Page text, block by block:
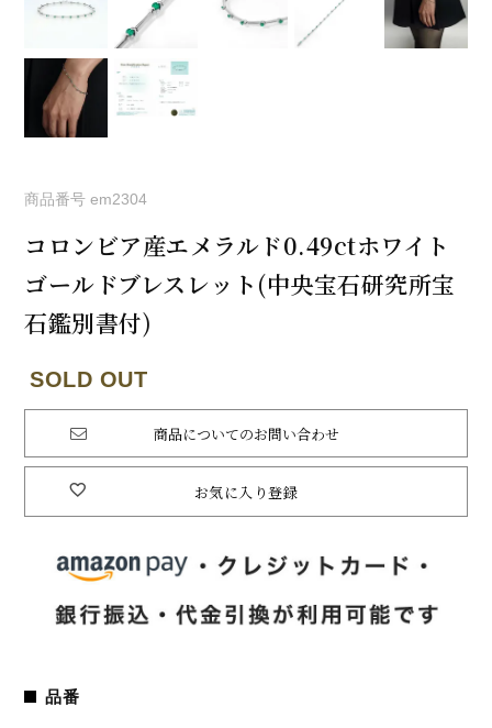
商品番号 em2304
コロンビア産エメラルド0.49ctホワイト
ゴールドブレスレット(中央宝石研究所宝
石鑑別書付)
お気に入り登録
商品についてのお問い合わせ
品番